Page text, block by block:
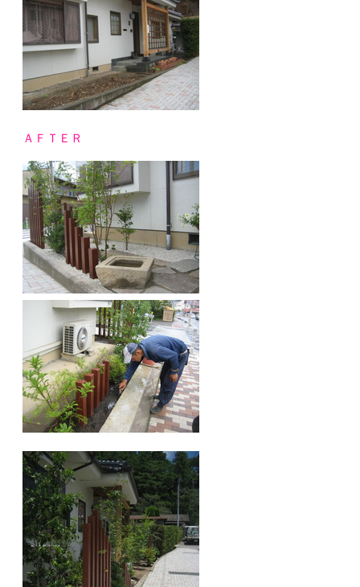
ＡＦＴＥＲ